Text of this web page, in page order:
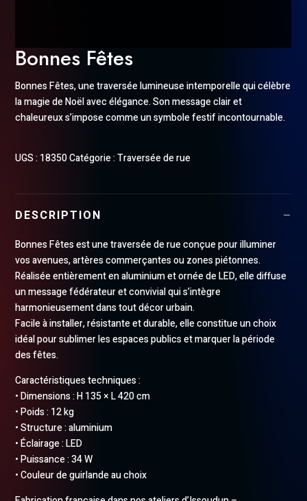
Bonnes Fêtes
Bonnes Fêtes, une traversée lumineuse intemporelle qui célèbre
la magie de Noël avec élégance. Son message clair et
chaleureux s’impose comme un symbole festif incontournable.
UGS : 18350Catégorie :Traversée de rue
DESCRIPTION
Bonnes Fêtes est une traversée de rue conçue pour illuminer
vos avenues, artères commerçantes ou zones piétonnes.
Réalisée entièrement en aluminium et ornée de LED, elle diffuse
un message fédérateur et convivial qui s’intègre
harmonieusement dans tout décor urbain.
Facile à installer, résistante et durable, elle constitue un choix
idéal pour sublimer les espaces publics et marquer la période
des fêtes.
Caractéristiques techniques :
• Dimensions : H 135 × L 420 cm
• Poids : 12 kg
• Structure : aluminium
• Éclairage : LED
• Puissance : 34 W
• Couleur de guirlande au choix